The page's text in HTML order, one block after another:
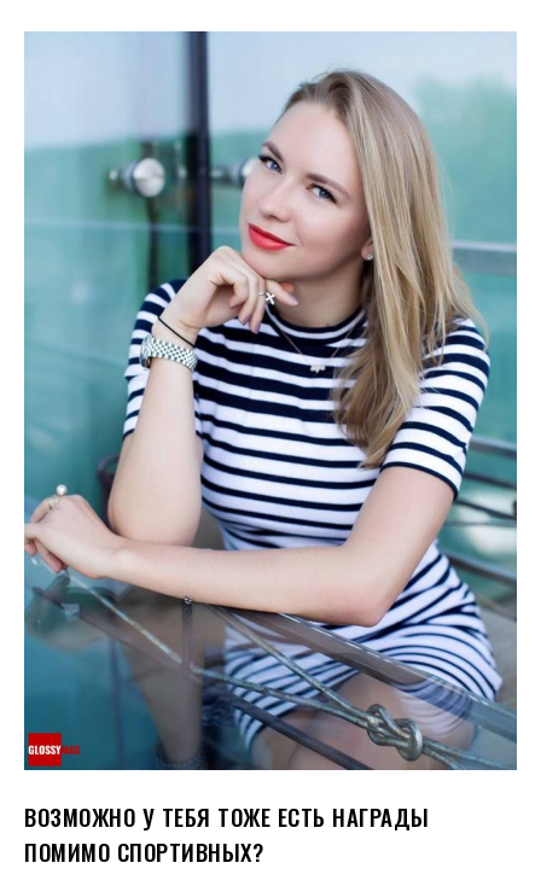
ВОЗМОЖНО У ТЕБЯ ТОЖЕ ЕСТЬ НАГРАДЫ
ПОМИМО СПОРТИВНЫХ?